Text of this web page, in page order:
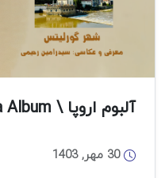
آلبوم اروپا \ Europa Album
30 مهر, 1403